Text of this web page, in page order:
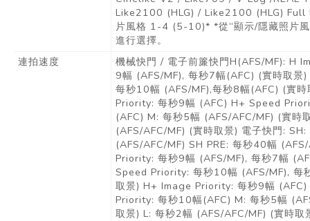
Like2100 (HLG) / Like2100 (HLG) Full
片風格 1-4 (5-10)* *從“顯示/隱藏照片風
進行選擇。
連拍速度
機械快門 / 電子前簾快門H(AFS/MF): H
9幅 (AFS/MF), 每秒7幅(AFC) (實時取
每秒10幅 (AFS/MF),每秒8幅(AFC) (實
Priority: 每秒9幅 (AFC) H+ Speed
(AFC) M: 每秒5幅 (AFS/AFC/MF) (實時
(AFS/AFC/MF) (實時取景) 電子快門:
(AFS/AFC/MF) SH PRE: 每秒40幅
Priority: 每秒9幅 (AFS/MF), 每秒7幅
Speed Priority: 每秒10幅 (AFS/MF), 每
取景) H+ Image Priority: 每秒9幅
Priority: 每秒10幅(AFC) M: 每秒5幅
取景) L: 每秒2幅 (AFS/AFC/MF) (實時取